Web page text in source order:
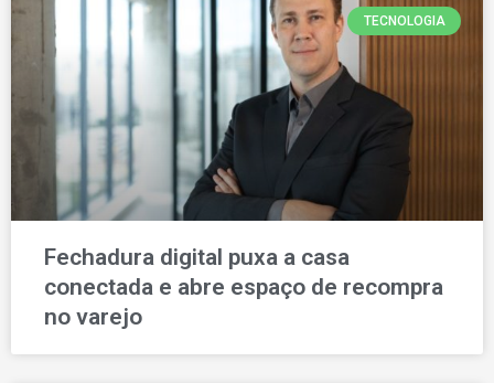
TECNOLOGIA
Fechadura digital puxa a casa
conectada e abre espaço de recompra
no varejo